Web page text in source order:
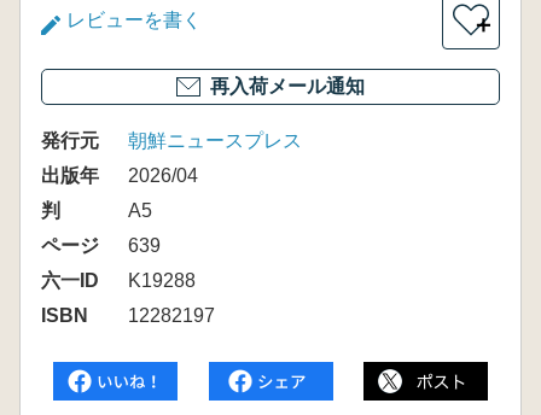
レビューを書く ＋
再入荷メール通知
発行元
朝鮮ニュースプレス
出版年
2026/04
判
A5
ページ
639
六一ID
K19288
ISBN
12282197